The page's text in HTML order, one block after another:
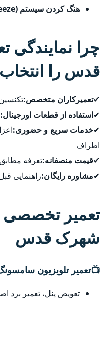
هنگ کردن سیستم (Freeze)
چرا
قدس را
✔تعمیرکاران متخصص:
✔استفاده از قطعات اورجینال:
✔خدمات سریع و حضوری:
اطراف
✔قیمت منصفانه:تعرفه مطابق
✔مشاوره رایگان:راهنمایی
تعمیر
شهرک قدس
📺تعمیر تلویزیون
تعویض پنل، تعمیر برد